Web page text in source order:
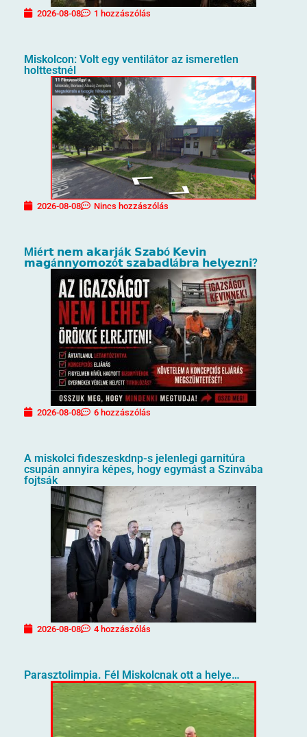
2026-08-08 1 hozzászólás
Miskolcon: Volt egy ventilátor az ismeretlen
holttestnél
2026-08-08 Nincs hozzászólás
M𝗶é𝗿𝘁 𝗻𝗲𝗺 𝗮𝗸𝗮𝗿𝗷á𝗸 𝗦𝘇𝗮𝗯ó 𝗞𝗲𝘃𝗶𝗻
𝗺𝗮𝗴á𝗻𝗻𝘆𝗼𝗺𝗼𝘇ó𝘁 𝘀𝘇𝗮𝗯𝗮𝗱𝗹á𝗯𝗿𝗮 𝗵𝗲𝗹𝘆𝗲𝘇𝗻𝗶?
2026-08-08 6 hozzászólás
A miskolci fideszeskdnp-s jelenlegi garnitúra
csupán annyira képes, hogy egymást a Szinvába
fojtsák
2026-08-08 4 hozzászólás
Parasztolimpia. Fél Miskolcnak ott a helye…